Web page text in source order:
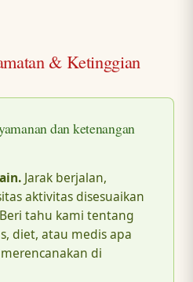
& Ketinggian
dan ketenangan
Jarak berjalan,
aktivitas disesuaikan
tahu kami tentang
diet, atau medis apa
di